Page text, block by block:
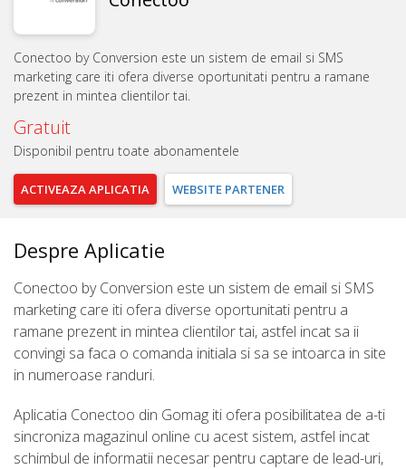
Conectoo by Conversion este un sistem de email si SMS
marketing care iti ofera diverse oportunitati pentru a ramane
prezent in mintea clientilor tai.
Gratuit
Disponibil pentru toate abonamentele
ACTIVEAZAAPLICATIA WEBSITE PARTENER
Despre Aplicatie
Conectoo by Conversion este un sistem de email si SMS
marketing care iti ofera diverse oportunitati pentru a
ramane prezent in mintea clientilor tai, astfel incat sa ii
convingi sa faca o comanda initiala si sa se intoarca in site
in numeroase randuri.
Aplicatia Conectoo din Gomag iti ofera posibilitatea de a-ti
sincroniza magazinul online cu acest sistem, astfel incat
schimbul de informatii necesar pentru captare de lead-uri,